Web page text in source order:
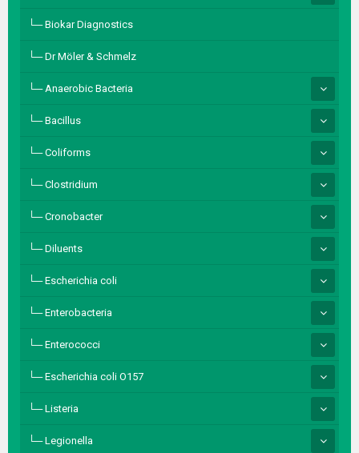
Biokar Diagnostics
Dr Möler & Schmelz
Anaerobic Bacteria
Bacillus
Coliforms
Clostridium
Cronobacter
Diluents
Escherichia coli
Enterobacteria
Enterococci
Escherichia coli O157
Listeria
Legionella